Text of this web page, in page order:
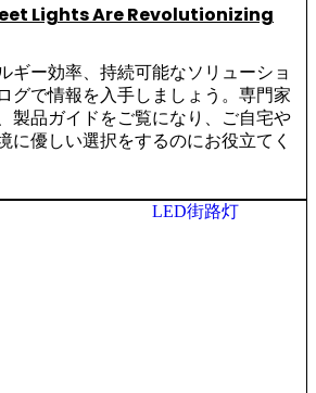
Lights Are Revolutionizing
ギー効率、持続可能なソリューショ
グで情報を入手しましょう。専門家
製品ガイドをご覧になり、ご自宅や
に優しい選択をするのにお役立てく